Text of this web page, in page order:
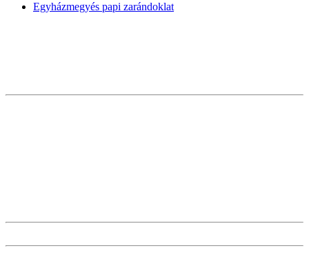
Egyházmegyés papi zarándoklat